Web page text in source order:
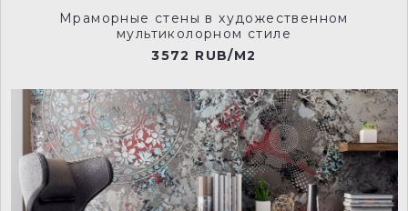
Мраморные стены в художественном
мультиколорном стиле
3572 RUB/M2